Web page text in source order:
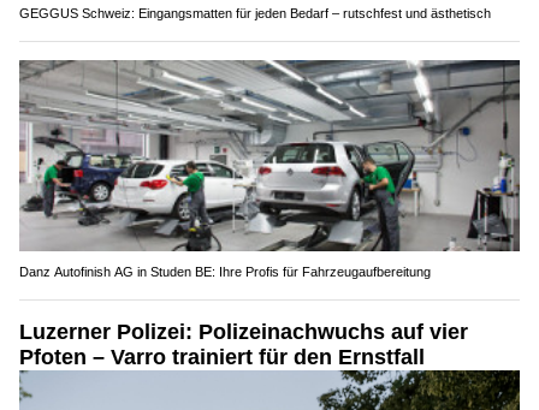
GEGGUS Schweiz: Eingangsmatten für jeden Bedarf – rutschfest und ästhetisch
Danz Autofinish AG in Studen BE: Ihre Profis für Fahrzeugaufbereitung
Luzerner Polizei: Polizeinachwuchs auf vier
Pfoten – Varro trainiert für den Ernstfall